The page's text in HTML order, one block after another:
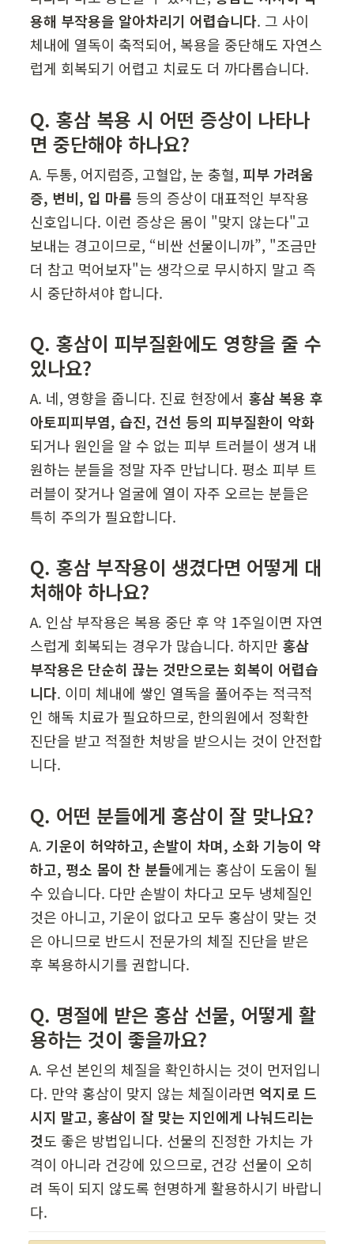
용해 부작용을 알아차리기 어렵습니다. 그 사이
체내에 열독이 축적되어, 복용을 중단해도 자연스
럽게 회복되기 어렵고 치료도 더 까다롭습니다.
Q. 홍삼 복용 시 어떤 증상이 나타나
면 중단해야 하나요?
A. 두통, 어지럼증, 고혈압, 눈 충혈, 피부 가려움
증, 변비, 입 마름 등의 증상이 대표적인 부작용
신호입니다. 이런 증상은 몸이 "맞지 않는다"고
보내는 경고이므로, “비싼 선물이니까”, "조금만
더 참고 먹어보자"는 생각으로 무시하지 말고 즉
시 중단하셔야 합니다.
Q. 홍삼이 피부질환에도 영향을 줄 수
있나요?
A. 네, 영향을 줍니다. 진료 현장에서 홍삼 복용 후
아토피피부염, 습진, 건선 등의 피부질환이 악화
되거나 원인을 알 수 없는 피부 트러블이 생겨 내
원하는 분들을 정말 자주 만납니다. 평소 피부 트
러블이 잦거나 얼굴에 열이 자주 오르는 분들은
특히 주의가 필요합니다.
Q. 홍삼 부작용이 생겼다면 어떻게 대
처해야 하나요?
A. 인삼 부작용은 복용 중단 후 약 1주일이면 자연
스럽게 회복되는 경우가 많습니다. 하지만 홍삼
부작용은 단순히 끊는 것만으로는 회복이 어렵습
니다. 이미 체내에 쌓인 열독을 풀어주는 적극적
인 해독 치료가 필요하므로, 한의원에서 정확한
진단을 받고 적절한 처방을 받으시는 것이 안전합
니다.
Q. 어떤 분들에게 홍삼이 잘 맞나요?
A. 기운이 허약하고, 손발이 차며, 소화 기능이 약
하고, 평소 몸이 찬 분들에게는 홍삼이 도움이 될
수 있습니다. 다만 손발이 차다고 모두 냉체질인
것은 아니고, 기운이 없다고 모두 홍삼이 맞는 것
은 아니므로 반드시 전문가의 체질 진단을 받은
후 복용하시기를 권합니다.
Q. 명절에 받은 홍삼 선물, 어떻게 활
용하는 것이 좋을까요?
A. 우선 본인의 체질을 확인하시는 것이 먼저입니
다. 만약 홍삼이 맞지 않는 체질이라면 억지로 드
시지 말고, 홍삼이 잘 맞는 지인에게 나눠드리는
것도 좋은 방법입니다. 선물의 진정한 가치는 가
격이 아니라 건강에 있으므로, 건강 선물이 오히
려 독이 되지 않도록 현명하게 활용하시기 바랍니
다.